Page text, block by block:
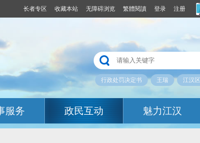
长者专区 收藏本站 无障碍浏览 繁體閱讀 登录 注册
行政处罚决定书 王瑞 江汉区
服务 政民互动 魅力江汉